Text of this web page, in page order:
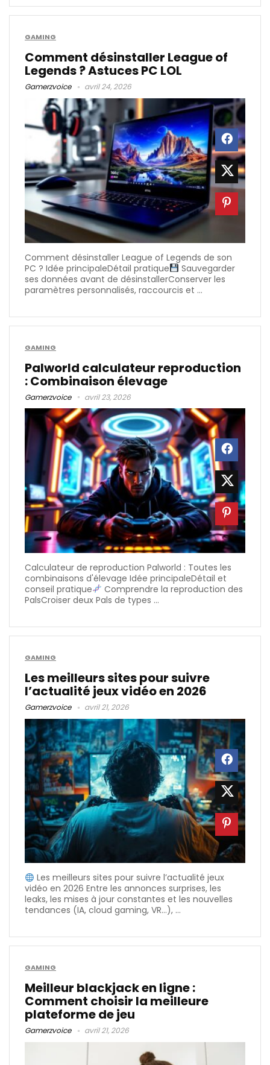
GAMING
Comment désinstaller League of
Legends ? Astuces PC LOL
Gamerzvoice avril 24, 2026
Comment désinstaller League of Legends de son
PC ? Idée principaleDétail pratique
Sauvegarder
ses données avant de désinstallerConserver les
paramètres personnalisés, raccourcis et ...
GAMING
Palworld calculateur reproduction​
: Combinaison élevage
Gamerzvoice avril 23, 2026
Calculateur de reproduction Palworld : Toutes les
combinaisons d'élevage Idée principaleDétail et
conseil pratique
Comprendre la reproduction des
PalsCroiser deux Pals de types ...
GAMING
Les meilleurs sites pour suivre
l’actualité jeux vidéo en 2026
Gamerzvoice avril 21, 2026
Les meilleurs sites pour suivre l’actualité jeux
vidéo en 2026 Entre les annonces surprises, les
leaks, les mises à jour constantes et les nouvelles
tendances (IA, cloud gaming, VR…), ...
GAMING
Meilleur blackjack en ligne :
Comment choisir la meilleure
plateforme de jeu
Gamerzvoice avril 21, 2026